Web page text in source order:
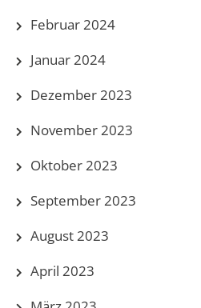
Februar 2024
Januar 2024
Dezember 2023
November 2023
Oktober 2023
September 2023
August 2023
April 2023